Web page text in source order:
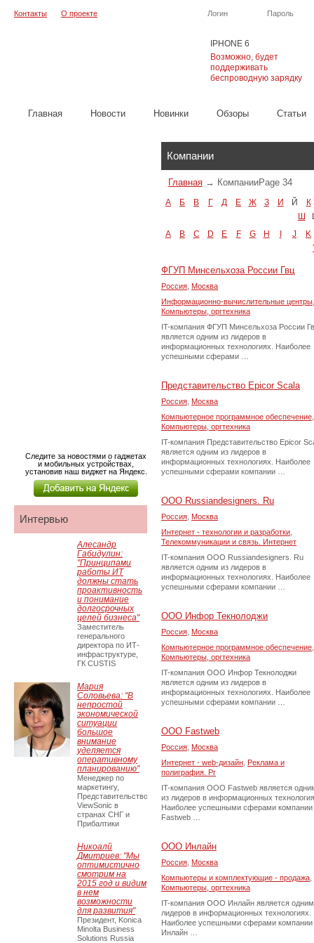
IPHONE 6
Возможно, будет
поддерживать
беспроводную зарядку
Логин Пароль
Контакты О проекте
Главная Новости Новинки Обзоры Cтатьи
Компании
Главная → КомпанииPage 34
А Б В Г Д Е Ж З И Й
К
Ш
A
B C D E F G H J
K
ФГУП Минсельхоза России Гвц
Россия Москва
Информационно-вычислительные центры
Компьютеры, оргтехника
IT-компания ФГУП Минсельхоза России
является одним из лидеров в
информационных технологиях. Наиболее
успешными сферами …
Представительство Epicor Scala
Россия Москва
Компьютерное программное обеспечение
Компьютеры, оргтехника
IT-компания Представительство Epicor
является одним из лидеров в
информационных технологиях. Наиболее
успешными сферами компании …
ООО Russiandesigners. Ru
Россия Москва
Интернет - технологии и разработки
Телекоммуникации и связь. Интернет
IT-компания ООО Russiandesigners. Ru
является одним из лидеров в
информационных технологиях. Наиболее
успешными сферами компании …
ООО Инфор Текнолоджи
Россия Москва
Компьютерное программное обеспечение
Компьютеры, оргтехника
IT-компания ООО Инфор Текнолоджи
является одним из лидеров в
информационных технологиях. Наиболее
успешными сферами компании …
ООО Fastweb
Россия Москва
Интернет - web-дизайн Реклама и
полиграфия. Pr
IT-компания ООО Fastweb является
из лидеров в информационных
Наиболее успешными сферами компании
Fastweb …
ООО Инлайн
Россия Москва
Компьютеры и комплектующие - продажа
Компьютеры, оргтехника
IT-компания ООО Инлайн является
лидеров в информационных технологиях.
Наиболее успешными сферами компании
Инлайн …
Следите за новостями о гаджетах
и мобильных устройствах,
установив наш виджет на Яндекс.
Интервью
Алесандр
Габидулин:
"Принципами
работы ИТ
должны стать
проактивность
и понимание
долгосрочных
целей бизнеса"
Заместитель
генерального
директора по ИТ-
инфраструктуре,
ГК CUSTIS
Мария
Соловьева: "В
непростой
экономической
ситуации
большое
внимание
уделяется
оперативному
планированию"
Менеджер по
маркетингу,
Представительство
ViewSonic в
странах СНГ и
Прибалтики
Никоалй
Дмитриев: "Мы
оптимистично
смотрим на
2015 год и видим
в нем
возможности
для развития"
Президент, Konica
Minolta Business
Solutions Russia